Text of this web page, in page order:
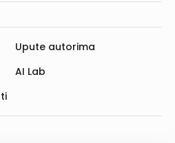
Upute autorima
AI Lab